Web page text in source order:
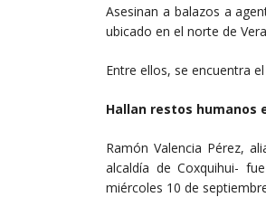
Asesinan a balazos a
ubicado en el norte de
Entre ellos, se encuentra
Hallan restos humanos
Ramón Valencia Pérez,
alcaldía de Coxquihui-
miércoles 10 de